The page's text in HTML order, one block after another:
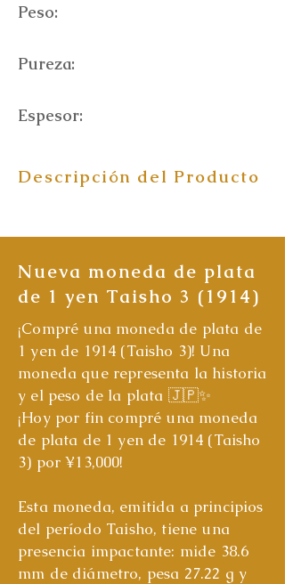
Peso:
Pureza:
Espesor:
Descripción del Producto
Nueva moneda de plata
de 1 yen Taisho 3 (1914)
¡Compré una moneda de plata de
1 yen de 1914 (Taisho 3)! Una
moneda que representa la historia
y el peso de la plata 🇯🇵✨
¡Hoy por fin compré una moneda
de plata de 1 yen de 1914 (Taisho
3) por ¥13,000!
Esta moneda, emitida a principios
del período Taisho, tiene una
presencia impactante: mide 38.6
mm de diámetro, pesa 27.22 g y